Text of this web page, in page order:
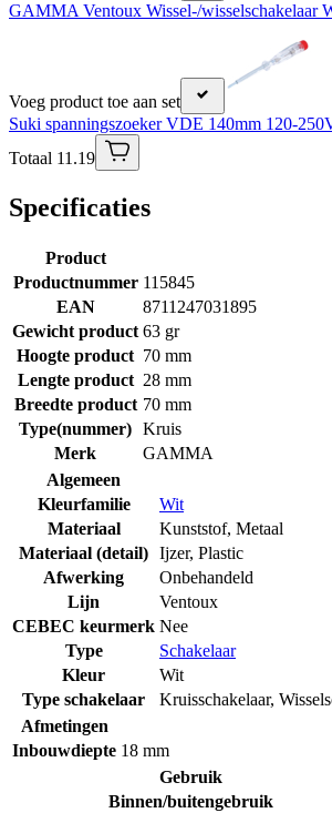
GAMMA Ventoux Wissel-/wisselschakelaar
Voeg product toe aan set
Suki spanningszoeker VDE 140mm 120-
Totaal 11.19
Specificaties
Product
Productnummer 115845
EAN
8711247031895
Gewicht product 63 gr
Hoogte product 70 mm
Lengte product 28 mm
Breedte product 70 mm
Type(nummer) Kruis
Merk
GAMMA
Algemeen
Kleurfamilie
Wit
Materiaal
Kunststof, Metaal
Materiaal (detail) Ijzer, Plastic
Afwerking
Onbehandeld
Lijn
Ventoux
CEBEC keurmerk Nee
Type
Schakelaar
Kleur
Wit
Type schakelaar
Kruisschakelaar,
Afmetingen
Inbouwdiepte 18 mm
Gebruik
Binnen/buitengebruik